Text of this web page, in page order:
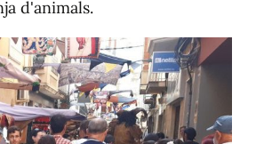
d'animals.